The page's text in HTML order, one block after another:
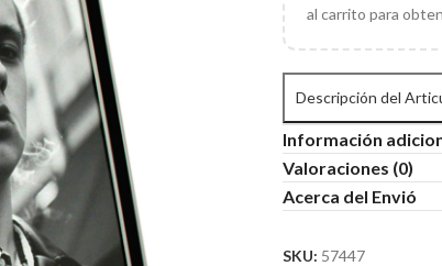
al carrito para
Descripción del
Información
Valoraciones (0)
Acerca del Envió
SKU: 57447